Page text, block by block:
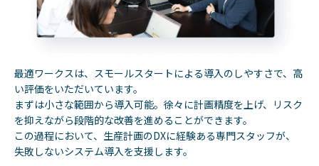
最適ワークスは、スモールスタートによる導入のしやすさで、高
い評価をいただいています。
まずは小さな範囲から導入可能。徐々に計画精度を上げ、リスク
を抑えながら段階的な改善を進めることができます。
この過程において、生産計画のDXに経験ある専門スタッフが、
失敗しないシステム導入を支援します。